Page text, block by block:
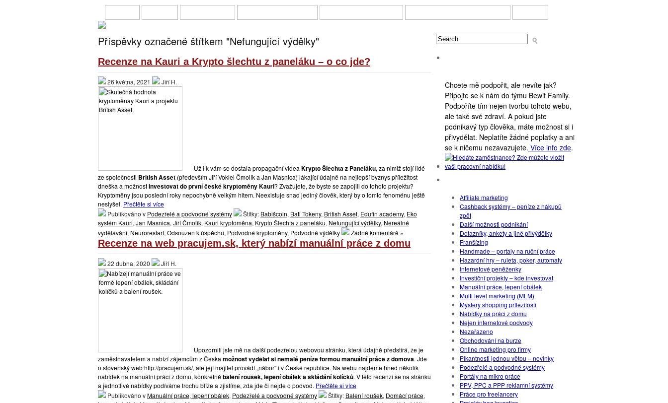
Příspěvky označené štítkem "Nefungující výdělky"
Recenze na Kauri a Krypto šlechtu z paneláku – o co jde?
26 května, 2021 Jiří H.
Už i k vám se dostala propagační videa Krypto Šlechta z Paneláku, za nimiž stojí lidé
ze společnosti British Asset (především Jiří Vokiel Čmolík a Jan Masnica) lákající údajně na nejlepší byznys příležitost
dneška a možnostinvestovat do první české kryptoměny Kauri? Zvažujete, že byste se zapojili do tohoto projektu?
Kryptoměny jsou poslední roky nepochybně velkým hitem. Neexistuje snad jediný člověk, který by o tomto fenoménu ještě
neslyšel. Přečtěte si více
Publikováno v Podezřelé a podvodné systémy Štítky: Babišcoin, Bati Tokeny, British Asset, Edufin academy, Eko
systém Kauri, Jan Masnica, Jiří Čmolík, Kauri kryptoměna, Krypto Šlechta z paneláku, Nefungující výdělky, Nereálné
vydělávání, Neurorestart, Odsouzen k úspěchu, Podvodné kryptoměny, Podvodné výdělky Žádné komentárě »
Recenze na web pracujem.sk, který nabízí manuální práce z domu
22 dubna, 2020 Jiří H.
Upozornili jste mě na další podezřelou webovou stránku, která údajně předstírá, že je
zaměstnavatelem a nabízí zájemcům z Česka možnost vydělat si nemalé peníze formou manuální práce z domova. Jde
o slovenský web http://pracujem.sk/, ale její majitel provádí „nábor“ i v České republice. Na webu najdeme hned několik
nabídek na manuální práci z domu, konkrétněbalení roušek, lepení obálek a skládání kolíčků. V této recenzi se na stránku
a jednotlivé nabídky podíváme trochu blíže a zjistíme, zda jde či nejde o podvod. Přečtěte si více
Publikováno vManuální práce, lepení obálek, Podezřelé a podvodné systémy Štítky: Balení roušek, Domácí práce,
Chcete mě podpořit, ale nevíte jak?
Připojte se k nám do týmu Bewit Family.
Podpoříte tím nejen tvorbu tohoto webu,
ale také své zdraví. A pokud jste
podnikavý typ člověka, máte možnost si i
přivydělat. Neplatíte žádné poplatky a ani
se k ničemu nezavazujete. Více info zde.
Affiliate marketing
Cashback systémy – peníze z nákupů
zpět
Další možnosti podnikání
Dotazníky, ankety a jiné přivýdělky
Franšízing
Handmade – portaly na ruční práce
Hazardní hry – ruleta, poker, automaty
Internetové peněženky
Investiční projekty – kde investovat
Manuální práce, lepení obálek
Multi level marketing (MLM)
Mystery shopping příležitosti
Nabídky na práci z domu
Nejen internetové podvody
Nezařazeno
Obchodování na burze
Online marketing pro firmy
Pikantnosti jednou větou – novinky
Podezřelé a podvodné systémy
Portály na mikro práce
PPV, PPC a PPP reklamní systémy
Práce pro freelancery